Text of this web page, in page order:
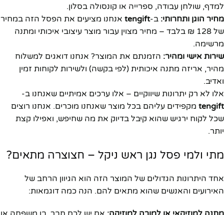
למדף, שולחן עבודה, ספרייה או קונסולה בסלון.
מחיר הוגן ותחרותי: ב-tengift אנחנו מציעים את הפסל הזה במחיר
של 128 ₪ בלבד – מחיר מצוין עבור מוצר עיצובי איכותי ומתנה
מרשימה.
שירות אישי ומהיר: הזמנתם את המוצר? אנחנו דואגים למשלוח
מהיר, אריזה מתנה איכותית (לפי בקשה) ולשירות לקוחות זמין
ואדיב.
אלו לא רק יתרונות שיווקיים – אלו ערכים אמיתיים שאנחנו ב-
tengift מקפידים עליהם בכל מוצר שאנחנו מוכרים. אנחנו רוצים
שכל לקוח ירגיש שהוא קיבל בדיוק את מה שחיפש, ואפילו קצת
יותר.
מתי ולמי פסל נגן ראש ניקל – חצוצרה מתאים?
אחד היתרונות הגדולים של המוצר הזה הוא הגיוון הרחב של
האירועים והאנשים שהוא מתאים להם. הנה כמה דוגמאות: